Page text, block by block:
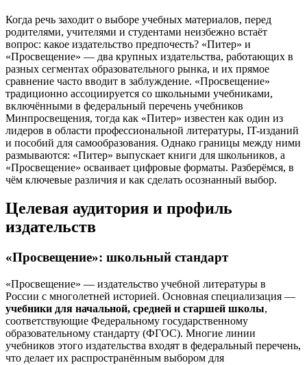
Когда речь заходит о выборе учебных материалов, перед
родителями, учителями и студентами неизбежно встаёт
вопрос: какое издательство предпочесть? «Питер» и
«Просвещение» — два крупных издательства, работающих в
разных сегментах образовательного рынка, и их прямое
сравнение часто вводит в заблуждение. «Просвещение»
традиционно ассоциируется со школьными учебниками,
включёнными в федеральный перечень учебников
Минпросвещения, тогда как «Питер» известен как один из
лидеров в области профессиональной литературы, IT-изданий
и пособий для самообразования. Однако границы между ними
размываются: «Питер» выпускает книги для школьников, а
«Просвещение» осваивает цифровые форматы. Разберёмся, в
чём ключевые различия и как сделать осознанный выбор.
Целевая аудитория и профиль
издательств
«Просвещение»: школьный стандарт
«Просвещение» — издательство учебной литературы в
России с многолетней историей. Основная специализация —
учебники для начальной, средней и старшей школы,
соответствующие Федеральному государственному
образовательному стандарту (ФГОС). Многие линии
учебников этого издательства входят в федеральный перечень,
что делает их распространённым выбором для